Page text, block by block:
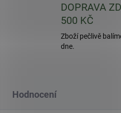
DOPRAVA
500 KČ
Zboží pečlivě
dne.
Hodnocení